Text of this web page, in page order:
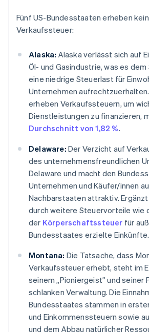
Fünf US-Bundesstaaten erheben
Verkaufssteuer:
Alaska: Alaska verlässt sich auf
Öl- und Gasindustrie, was es
eine niedrige Steuerlast für
Unternehmen
erheben Verkaufssteuern, um
Dienstleistungen zu finanzieren,
Durchschnitt von 1,82 %.
Delaware: Der Verzicht auf
des unternehmensfreundlichen
Delaware und macht den
Unternehmen und Käufer/innen
Nachbarstaaten attraktiv.
durch weitere Steuervorteile wie
der Körperschaftssteuer für
Bundesstaates erzielte Einkünfte.
Montana: Die Tatsache, dass
Verkaufssteuer erhebt, steht im
seinem „Pioniergeist” und seiner
schlanken Verwaltung. Die
Bundesstaates stammen in
und Einkommenssteuern sowie
und dem Abbau natürlicher